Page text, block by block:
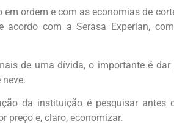
em ordem e com as economias de
acordo com a Serasa Experian,
de uma dívida, o importante é
da instituição é pesquisar
preço e, claro, economizar.